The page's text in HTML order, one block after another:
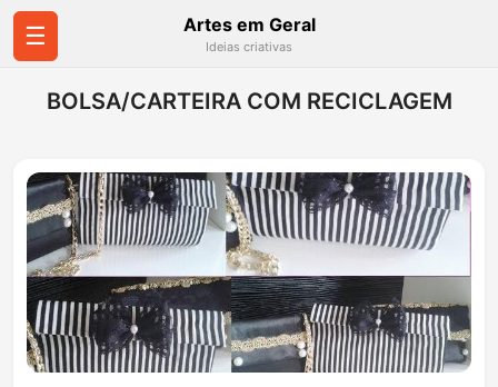
☰ Artes em Geral
Ideias criativas
BOLSA/CARTEIRA COM RECICLAGEM